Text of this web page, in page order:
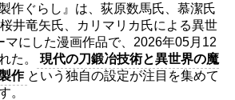
作ぐらし』は、荻原数馬氏、慕潔氏
井竜矢氏、カリマリカ氏による異世
マにした漫画作品で、2026年05月12
た。
現代の刀鍛冶技術と異世界の魔
作 という独自の設定が注目を集めて
。